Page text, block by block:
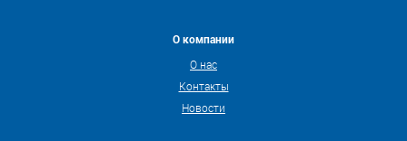
О компании
О нас
Контакты
Новости